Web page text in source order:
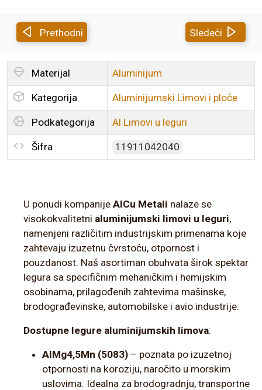
Prethodni Sledeći
Materijal Aluminijum
Kategorija Aluminijumski Limovi i ploče
Podkategorija Al Limovi u leguri
Šifra 11911042040
U ponudi kompanije AlCu Metali nalaze se
visokokvalitetni aluminijumski limovi u leguri,
namenjeni različitim industrijskim primenama koje
zahtevaju izuzetnu čvrstoću, otpornost i
pouzdanost. Naš asortiman obuhvata širok spektar
legura sa specifičnim mehaničkim i hemijskim
osobinama, prilagođenih zahtevima mašinske,
brodograđevinske, automobilske i avio industrije.
Dostupne legure aluminijumskih limova:
AlMg4,5Mn (5083) – poznata po izuzetnoj
otpornosti na koroziju, naročito u morskim
uslovima. Idealna za brodogradnju, transportne